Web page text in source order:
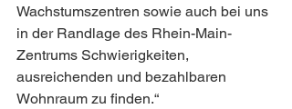
Wachstumszentren sowie auch bei uns
in der Randlage des Rhein-Main-
Zentrums Schwierigkeiten,
ausreichenden und bezahlbaren
Wohnraum zu finden.“